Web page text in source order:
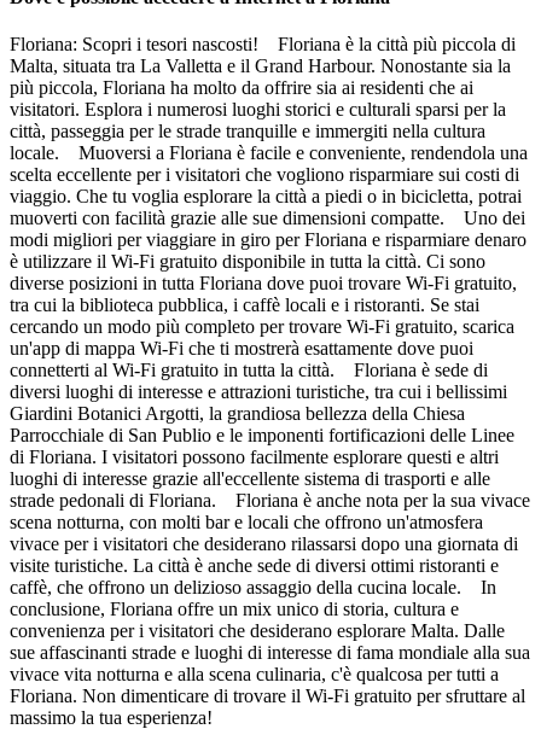
Floriana: Scopri i tesori nascosti! Floriana è la città più piccola di
Malta, situata tra La Valletta e il Grand Harbour. Nonostante sia la
più piccola, Floriana ha molto da offrire sia ai residenti che ai
visitatori. Esplora i numerosi luoghi storici e culturali sparsi per la
città, passeggia per le strade tranquille e immergiti nella cultura
locale. Muoversi a Floriana è facile e conveniente, rendendola una
scelta eccellente per i visitatori che vogliono risparmiare sui costi di
viaggio. Che tu voglia esplorare la città a piedi o in bicicletta, potrai
muoverti con facilità grazie alle sue dimensioni compatte. Uno dei
modi migliori per viaggiare in giro per Floriana e risparmiare denaro
è utilizzare il Wi-Fi gratuito disponibile in tutta la città. Ci sono
diverse posizioni in tutta Floriana dove puoi trovare Wi-Fi gratuito,
tra cui la biblioteca pubblica, i caffè locali e i ristoranti. Se stai
cercando un modo più completo per trovare Wi-Fi gratuito, scarica
un'app di mappa Wi-Fi che ti mostrerà esattamente dove puoi
connetterti al Wi-Fi gratuito in tutta la città. Floriana è sede di
diversi luoghi di interesse e attrazioni turistiche, tra cui i bellissimi
Giardini Botanici Argotti, la grandiosa bellezza della Chiesa
Parrocchiale di San Publio e le imponenti fortificazioni delle Linee
di Floriana. I visitatori possono facilmente esplorare questi e altri
luoghi di interesse grazie all'eccellente sistema di trasporti e alle
strade pedonali di Floriana. Floriana è anche nota per la sua vivace
scena notturna, con molti bar e locali che offrono un'atmosfera
vivace per i visitatori che desiderano rilassarsi dopo una giornata di
visite turistiche. La città è anche sede di diversi ottimi ristoranti e
caffè, che offrono un delizioso assaggio della cucina locale. In
conclusione, Floriana offre un mix unico di storia, cultura e
convenienza per i visitatori che desiderano esplorare Malta. Dalle
sue affascinanti strade e luoghi di interesse di fama mondiale alla sua
vivace vita notturna e alla scena culinaria, c'è qualcosa per tutti a
Floriana. Non dimenticare di trovare il Wi-Fi gratuito per sfruttare al
massimo la tua esperienza!